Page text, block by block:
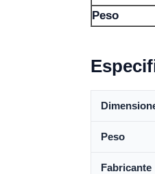
Peso
Peso
Fabricante